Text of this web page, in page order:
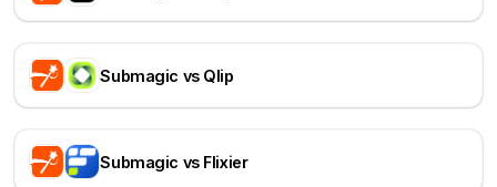
Submagic vs Qlip
Submagic vs Flixier